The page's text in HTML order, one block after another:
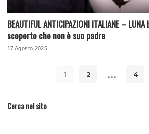
BEAUTIFUL ANTICIPAZIONI ITALIANE –
scoperto che non è suo padre
17 Agosto 2025
1 2 … 4
Cerca nel sito